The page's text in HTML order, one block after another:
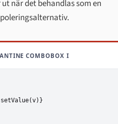
när det behandlas som en
COMBOBOX I